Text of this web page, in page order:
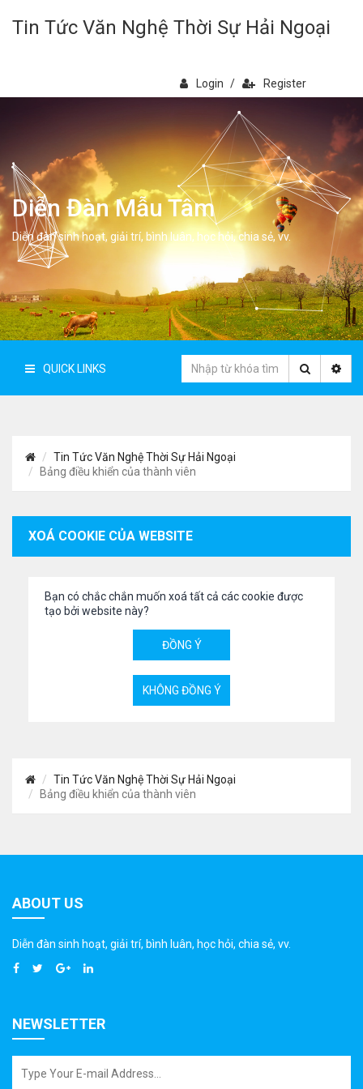
Tin Tức Văn Nghệ Thời Sự Hải Ngoại
Login / Register
Diễn Đàn Mẫu Tâm
Diễn đàn sinh hoạt, giải trí, bình luân, học hỏi, chia sẻ, vv.
QUICK LINKS
Tin Tức Văn Nghệ Thời Sự Hải Ngoại
Bảng điều khiển của thành viên
XOÁ COOKIE CỦA WEBSITE
Bạn có chắc chắn muốn xoá tất cả các cookie được
tạo bởi website này?
Tin Tức Văn Nghệ Thời Sự Hải Ngoại
Bảng điều khiển của thành viên
ABOUT US
Diễn đàn sinh hoạt, giải trí, bình luân, học hỏi, chia sẻ, vv.
NEWSLETTER